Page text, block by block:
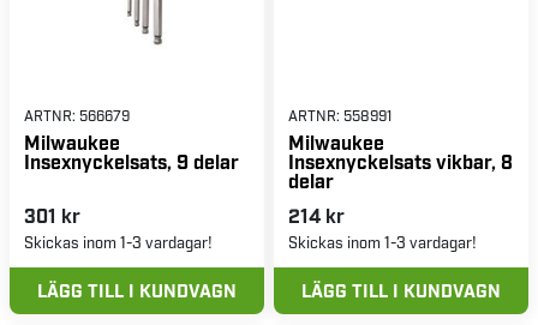
ARTNR: 566679
Milwaukee
Insexnyckelsats, 9 delar
301 kr
Skickas inom 1-3 vardagar!
LÄGG TILL I KUNDVAGN
ARTNR: 558991
Milwaukee
Insexnyckelsats vikbar, 8
delar
214 kr
Skickas inom 1-3 vardagar!
LÄGG TILL I KUNDVAGN